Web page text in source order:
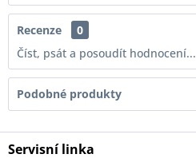
Recenze
0
Číst, psát a posoudít hodnocení...
Podobné produkty
Servisní linka